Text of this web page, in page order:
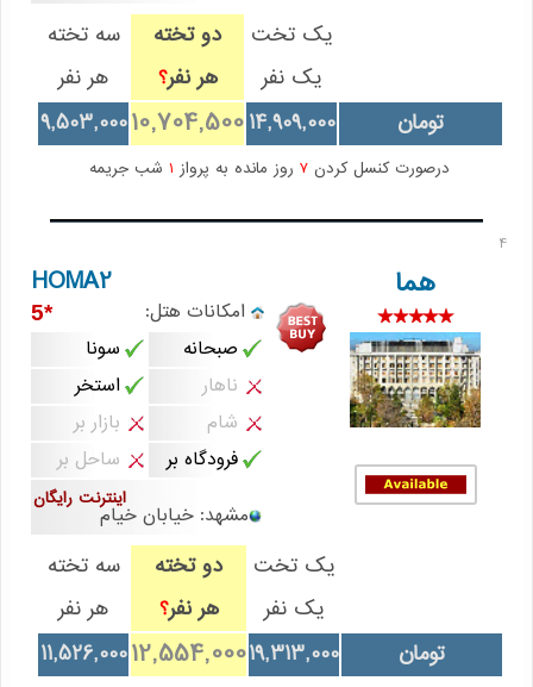
یک تخت
یک نفر
دو تخته
هر نفر؟
سه تخته
هر نفر
تومان
14,909,000
10,704,500
9,503,000
درصورت کنسل کردن 7 روز مانده به پرواز شب جریمه
4
هما HOMA2
امکانات هتل: *5
صبحانه
سونا
ناهار
استخر
شام
بازار بر
فرودگاه بر
ساحل بر
اینترنت رایگان
مشهد: خيابان خيام
یک تخت
یک نفر
دو تخته
هر نفر؟
سه تخته
هر نفر
تومان
19,313,000
12,554,000
11,526,000